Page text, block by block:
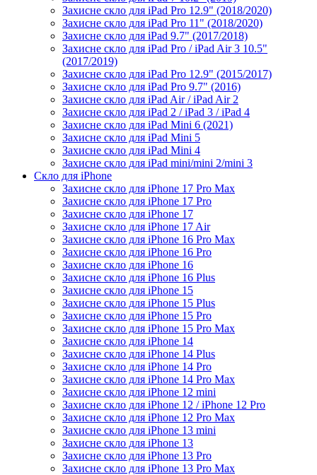
Захисне скло для iPad Pro 12.9" (2018/2020)
Захисне скло для iPad Pro 11" (2018/2020)
Захисне скло для iPad 9.7" (2017/2018)
Захисне скло для iPad Pro / iPad Air 3 10.5"
(2017/2019)
Захисне скло для iPad Pro 12.9" (2015/2017)
Захисне скло для iPad Pro 9.7" (2016)
Захисне скло для iPad Air / iPad Air 2
Захисне скло для iPad 2 / iPad 3 / iPad 4
Захисне скло для iPad Mini 6 (2021)
Захисне скло для iPad Mini 5
Захисне скло для iPad Mini 4
Захисне скло для iPad mini/mini 2/mini 3
Скло для iPhone
Захисне скло для iPhone 17 Pro Max
Захисне скло для iPhone 17 Pro
Захисне скло для iPhone 17
Захисне скло для iPhone 17 Air
Захисне скло для iPhone 16 Pro Max
Захисне скло для iPhone 16 Pro
Захисне скло для iPhone 16
Захисне скло для iPhone 16 Plus
Захисне скло для iPhone 15
Захисне скло для iPhone 15 Plus
Захисне скло для iPhone 15 Pro
Захисне скло для iPhone 15 Pro Max
Захисне скло для iPhone 14
Захисне скло для iPhone 14 Plus
Захисне скло для iPhone 14 Pro
Захисне скло для iPhone 14 Pro Max
Захисне скло для iPhone 12 mini
Захисне скло для iPhone 12 / iPhone 12 Pro
Захисне скло для iPhone 12 Pro Max
Захисне скло для iPhone 13 mini
Захисне скло для iPhone 13
Захисне скло для iPhone 13 Pro
Захисне скло для iPhone 13 Pro Max